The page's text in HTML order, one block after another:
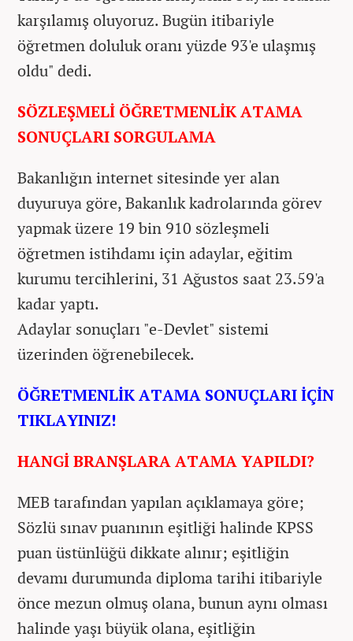
karşılamış oluyoruz. Bugün itibariyle
öğretmen doluluk oranı yüzde 93'e ulaşmış
oldu" dedi.
SÖZLEŞMELİ ÖĞRETMENLİK ATAMA
SONUÇLARI SORGULAMA
Bakanlığın internet sitesinde yer alan
duyuruya göre, Bakanlık kadrolarında görev
yapmak üzere 19 bin 910 sözleşmeli
öğretmen istihdamı için adaylar, eğitim
kurumu tercihlerini, 31 Ağustos saat 23.59'a
kadar yaptı.
Adaylar sonuçları "e-Devlet" sistemi
üzerinden öğrenebilecek.
ÖĞRETMENLİK ATAMA SONUÇLARI İÇİN
TIKLAYINIZ!
HANGİ BRANŞLARA ATAMA YAPILDI?
MEB tarafından yapılan açıklamaya göre;
Sözlü sınav puanının eşitliği halinde KPSS
puan üstünlüğü dikkate alınır; eşitliğin
devamı durumunda diploma tarihi itibariyle
önce mezun olmuş olana, bunun aynı olması
halinde yaşı büyük olana, eşitliğin